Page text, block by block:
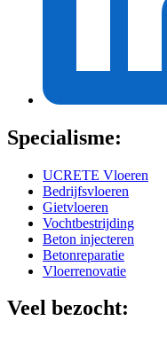
Specialisme:
UCRETE Vloeren
Bedrijfsvloeren
Gietvloeren
Vochtbestrijding
Beton injecteren
Betonreparatie
Vloerrenovatie
Veel bezocht: